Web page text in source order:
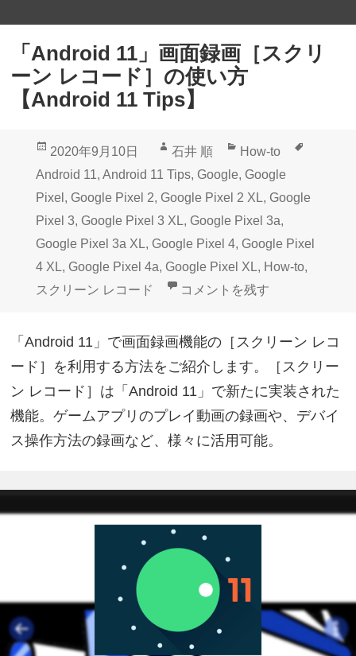
「Android 11」画面録画［スクリ
ーン レコード］の使い方
【Android 11 Tips】
投
稿
日:
2020年9月10日
作
成
者
石井 順
カ
テ
ゴ
リ
ー
How-to
Android 11, Android 11 Tips, Google, Google
Pixel , Google Pixel 2, Google Pixel 2 XL, Google
Pixel 3, Google Pixel 3 XL, Google Pixel 3a,
Google Pixel 3a XL, Google Pixel 4, Google Pixel
4 XL, Google Pixel 4a, Google Pixel XL, How-to,
スクリーン レコード
「Android 11」画面録画［ス
コメントを残す
「Android 11」で画面録画機能の［スクリーン レコ
ード］を利用する方法をご紹介します。［スクリー
ン レコード］は「Android 11」で新たに実装された
機能。ゲームアプリのプレイ動画の録画や、デバイ
ス操作方法の録画など、様々に活用可能。